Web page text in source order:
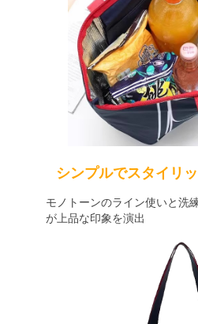
シンプルでスタイリ
モノトーンのライン使いと洗
が上品な印象を演出